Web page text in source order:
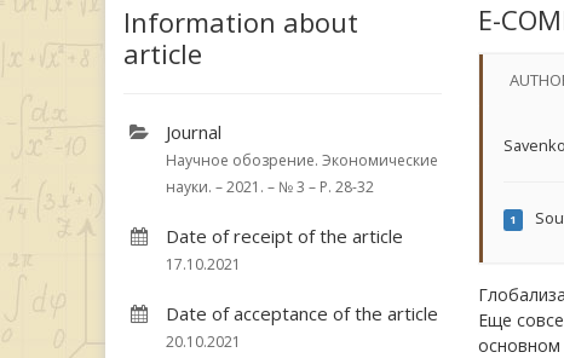
Information about
article
Journal
Научное обозрение. Экономические
науки. – 2021. – № 3 – P. 28-32
Date of receipt of the article
17.10.2021
Date of acceptance of the article
20.10.2021
E-
1
Еще
основном